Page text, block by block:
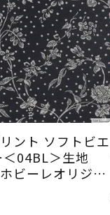
ント ソフトビエ
04BL＞生地
ビーレオリジナ